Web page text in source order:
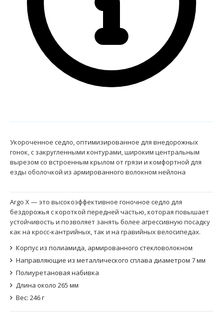
Укороченное седло, оптимизированное для внедорожных
гонок, с закругленными контурами, широким центральным
вырезом со встроенным крылом от грязи и комфортной для
езды оболочкой из армированного волокном нейлона
Argo X — это высокоэффективное гоночное седло для
бездорожья с короткой передней частью, которая повышает
устойчивость и позволяет занять более агрессивную посадку
как на кросс-кантрийных, так и на гравийных велосипедах.
Корпус из полиамида, армированного стекловолокном
Направляющие из металлического сплава диаметром 7 мм
Полиуретановая набивка
Длина около 265 мм
Вес: 246 г